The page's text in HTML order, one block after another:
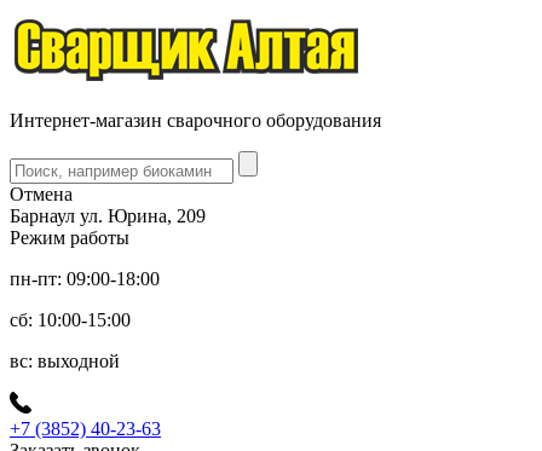
Интернет-магазин сварочного оборудования
Отмена
Барнаул ул. Юрина, 209
Режим работы
пн-пт: 09:00-18:00
сб: 10:00-15:00
вс: выходной
+7 (3852) 40-23-63